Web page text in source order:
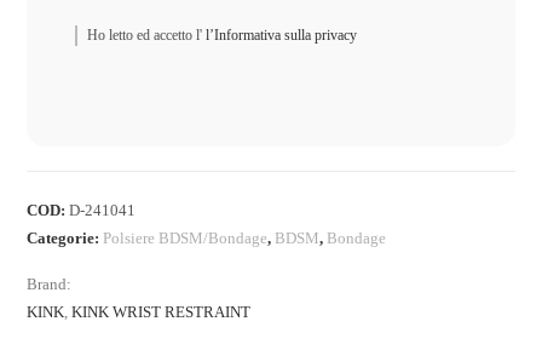
Ho letto ed accetto l' l’Informativa sulla privacy
COD:D-241041
Categorie: Polsiere BDSM/Bondage, BDSM, Bondage
Brand:
KINK ,KINK WRIST RESTRAINT